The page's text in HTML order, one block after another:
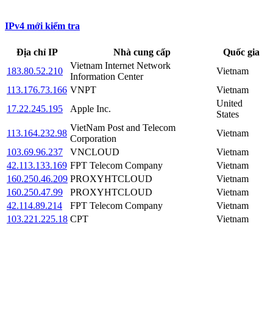
IPv4 mới kiểm tra
Địa chỉ IP Nhà cung cấp
Quốc gia
183.80.52.210
Vietnam Internet Network
Information Center
Vietnam
113.176.73.166 VNPT
Vietnam
17.22.245.195
Apple Inc.
United
States
113.164.232.98
VietNam Post and Telecom
Corporation
Vietnam
103.69.96.237
VNCLOUD
Vietnam
42.113.133.169 FPT Telecom Company
Vietnam
160.250.46.209 PROXYHTCLOUD
Vietnam
160.250.47.99
PROXYHTCLOUD
Vietnam
42.114.89.214
FPT Telecom Company
Vietnam
103.221.225.18 CPT Vietnam